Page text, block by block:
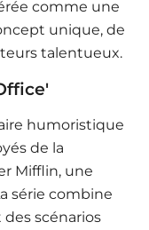
comme une
unique, de
talentueux.
humoristique
de la
Mifflin, une
série combine
scénarios